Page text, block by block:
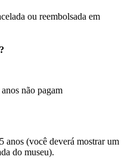
ou reembolsada em
não pagam
anos (você deverá mostrar um
do museu).